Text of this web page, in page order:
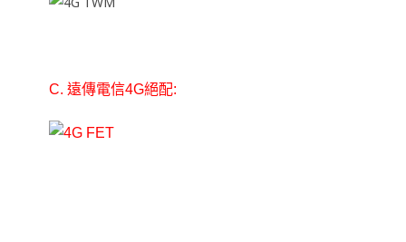
C. 遠傳電信4G絕配: